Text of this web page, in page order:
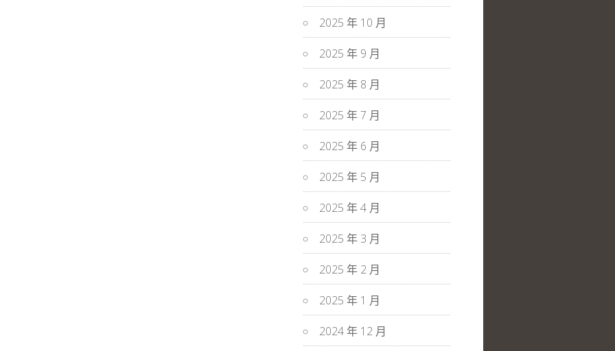
2025 年 10 月
2025 年 9 月
2025 年 8 月
2025 年 7 月
2025 年 6 月
2025 年 5 月
2025 年 4 月
2025 年 3 月
2025 年 2 月
2025 年 1 月
2024 年 12 月